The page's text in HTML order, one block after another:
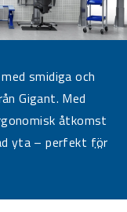
smidiga och
Gigant. Med
åtkomst
yta – perfekt för
…